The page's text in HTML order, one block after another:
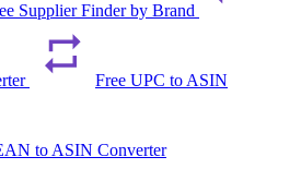
Supplier Finder by Brand
Free UPC to ASIN
to ASIN Converter